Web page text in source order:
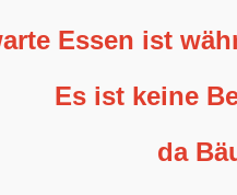
Essen ist
Es ist keine
da